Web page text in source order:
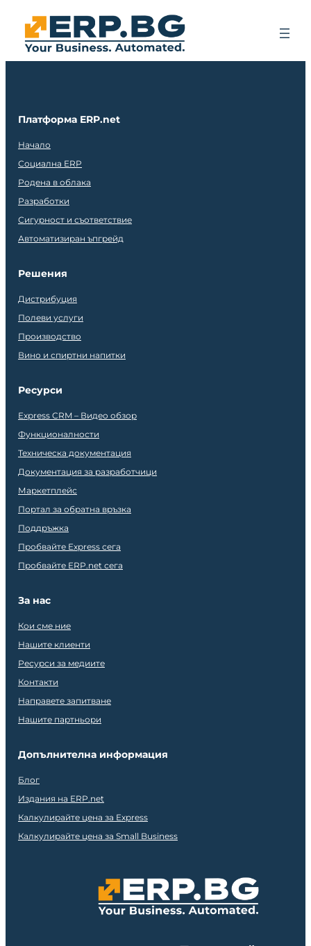
Платформа ERP.net
Начало
Социална ERP
Родена в облака
Разработки
Сигурност и съответствие
Автоматизиран ъпгрейд
Решения
Дистрибуция
Полеви услуги
Производство
Вино и спиртни напитки
Ресурси
Express CRM – Видео обзор
Функционалности
Техническа документация
Документация за разработчици
Маркетплейс
Портал за обратна връзка
Поддръжка
Пробвайте Express сега
Пробвайте ERP.net сега
За нас
Кои сме ние
Нашите клиенти
Ресурси за медиите
Контакти
Направете запитване
Нашите партньори
Допълнителна информация
Блог
Издания на ERP.net
Калкулирайте цена за Express
Калкулирайте цена за Small Business